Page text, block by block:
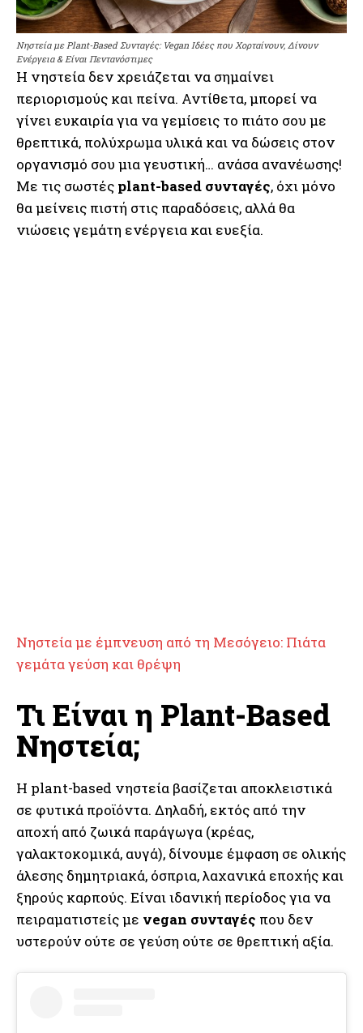
Νηστεία με Plant-Based Συνταγές: Vegan Ιδέες που Χορταίνουν, Δίνουν
Ενέργεια & Είναι Πεντανόστιμες
Η νηστεία δεν χρειάζεται να σημαίνει
περιορισμούς και πείνα. Αντίθετα, μπορεί να
γίνει ευκαιρία για να γεμίσεις το πιάτο σου με
θρεπτικά, πολύχρωμα υλικά και να δώσεις στον
οργανισμό σου μια γευστική… ανάσα ανανέωσης!
Με τις σωστές plant-based συνταγές, όχι μόνο
θα μείνεις πιστή στις παραδόσεις, αλλά θα
νιώσεις γεμάτη ενέργεια και ευεξία.
Νηστεία με έμπνευση από τη Μεσόγειο: Πιάτα
γεμάτα γεύση και θρέψη
Τι Είναι η Plant-Based
Νηστεία;
Η plant-based νηστεία βασίζεται αποκλειστικά
σε φυτικά προϊόντα. Δηλαδή, εκτός από την
αποχή από ζωικά παράγωγα (κρέας,
γαλακτοκομικά, αυγά), δίνουμε έμφαση σε ολικής
άλεσης δημητριακά, όσπρια, λαχανικά εποχής και
ξηρούς καρπούς. Είναι ιδανική περίοδος για να
πειραματιστείς με vegan συνταγές που δεν
υστερούν ούτε σε γεύση ούτε σε θρεπτική αξία.